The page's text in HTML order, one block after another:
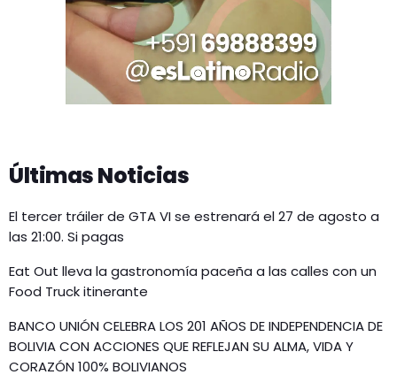
Últimas Noticias
El tercer tráiler de GTA VI se estrenará el 27 de agosto a
las 21:00. Si pagas
Eat Out lleva la gastronomía paceña a las calles con un
Food Truck itinerante
BANCO UNIÓN CELEBRA LOS 201 AÑOS DE INDEPENDENCIA DE
BOLIVIA CON ACCIONES QUE REFLEJAN SU ALMA, VIDA Y
CORAZÓN 100% BOLIVIANOS